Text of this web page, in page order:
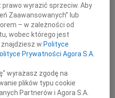
Zofia Dreszel
z domu Rosińska
wyrazić sprzeciw. Aby
Zaawansowanych” lub
– w zależności od
wobec którego jest
znajdziesz w Polityce
Prywatności Agora S.A.
wyrażasz zgodę na
plików typu cookie
Partnerów i Agora S.A.